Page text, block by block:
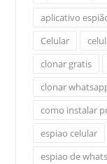
aplicativo
Celular
clonar gratis
clonar
como instalar
espiao celular
espiao de